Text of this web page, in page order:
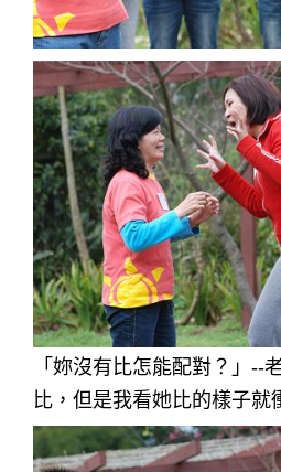
「妳沒有比怎能配對？」--
比，但是我看她比的樣子就